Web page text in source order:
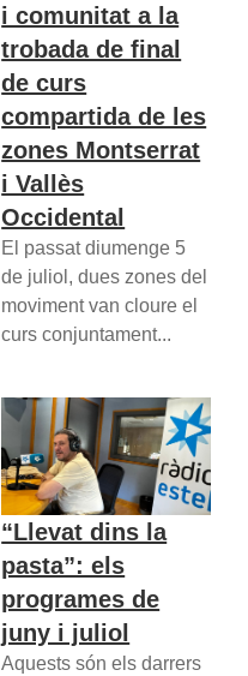
i comunitat a la
trobada de final
de curs
compartida de les
zones Montserrat
i Vallès
Occidental
El passat diumenge 5
de juliol, dues zones del
moviment van cloure el
curs conjuntament...
“Llevat dins la
pasta”: els
programes de
juny i juliol
Aquests són els darrers